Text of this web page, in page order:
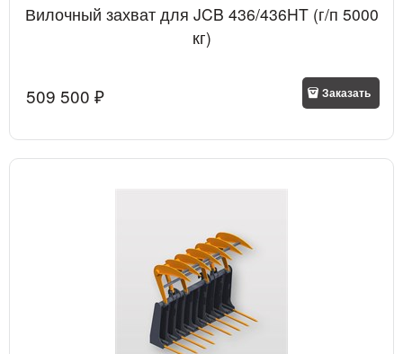
Вилочный захват для JCB 436/436HT (г/п 5000
кг)
509 500 ₽ Заказать